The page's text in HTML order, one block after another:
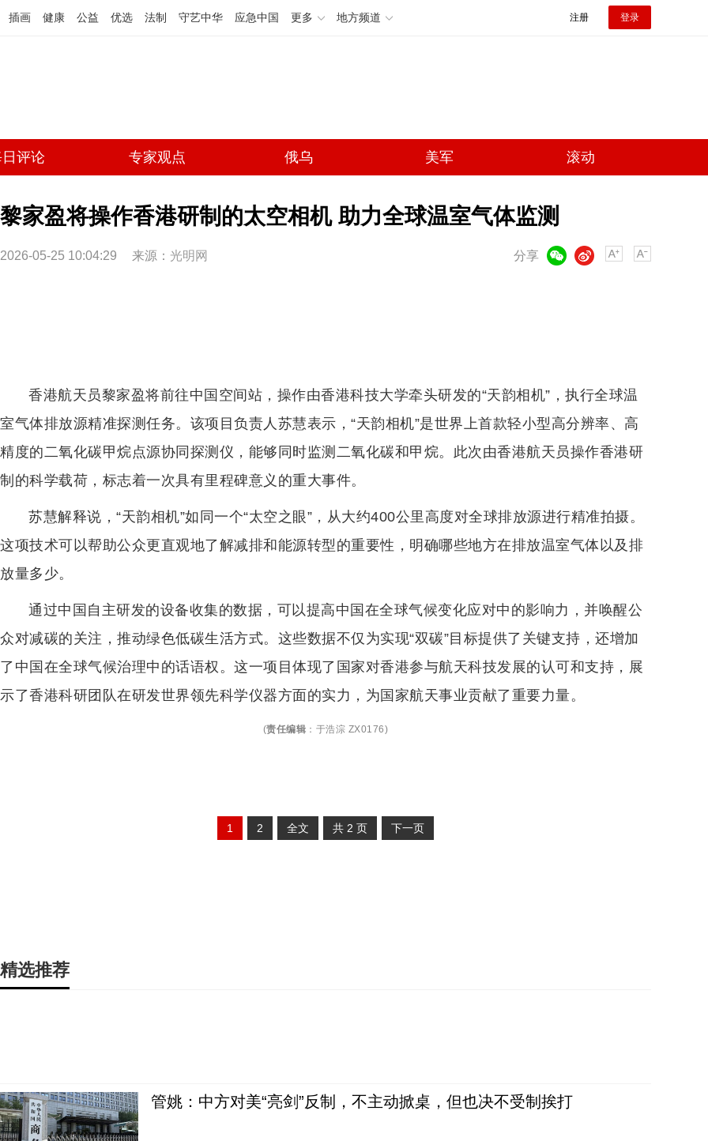
插画 健康 公益 优选 法制 守艺中华 应急中国 更多 地方频道 注册 登录
评论 专家观点 俄乌 美军 滚动
黎家盈将操作香港研制的太空相机 助力全球温室气体监测
2026-05-25 10:04:29 来源： 光明网 分享
微博
香港航天员黎家盈将前往中国空间站，操作由香港科技大学牵头研发的“天韵相机”，执行全球温
室气体排放源精准探测任务。该项目负责人苏慧表示，“天韵相机”是世界上首款轻小型高分辨率、高
精度的二氧化碳甲烷点源协同探测仪，能够同时监测二氧化碳和甲烷。此次由香港航天员操作香港研
制的科学载荷，标志着一次具有里程碑意义的重大事件。
苏慧解释说，“天韵相机”如同一个“太空之眼”，从大约400公里高度对全球排放源进行精准拍摄。
这项技术可以帮助公众更直观地了解减排和能源转型的重要性，明确哪些地方在排放温室气体以及排
放量多少。
通过中国自主研发的设备收集的数据，可以提高中国在全球气候变化应对中的影响力，并唤醒公
众对减碳的关注，推动绿色低碳生活方式。这些数据不仅为实现“双碳”目标提供了关键支持，还增加
了中国在全球气候治理中的话语权。这一项目体现了国家对香港参与航天科技发展的认可和支持，展
示了香港科研团队在研发世界领先科学仪器方面的实力，为国家航天事业贡献了重要力量。
(责任编辑 ： 于浩淙 ZX0176)
1 2 全文 共 2 页 下一页
精选推荐
管姚：中方对美“亮剑”反制，不主动掀桌，但也决不受制挨打